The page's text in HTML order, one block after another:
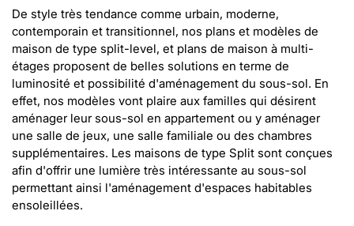
De style très tendance comme urbain, moderne,
contemporain et transitionnel, nos plans et modèles de
maison de type split-level, et plans de maison à multi-
étages proposent de belles solutions en terme de
luminosité et possibilité d'aménagement du sous-sol. En
effet, nos modèles vont plaire aux familles qui désirent
aménager leur sous-sol en appartement ou y aménager
une salle de jeux, une salle familiale ou des chambres
supplémentaires. Les maisons de type Split sont conçues
afin d'offrir une lumière très intéressante au sous-sol
permettant ainsi l'aménagement d'espaces habitables
ensoleillées.